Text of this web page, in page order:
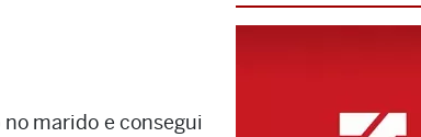
marido e consegui